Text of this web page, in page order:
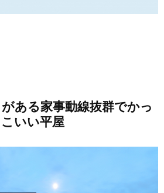
ある家事動線抜群でかっ
こいい平屋